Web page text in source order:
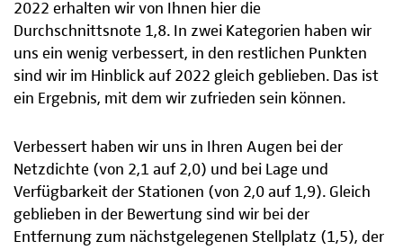
2022 erhalten wir von Ihnen hier die
Durchschnittsnote 1,8. In zwei Kategorien haben wir
uns ein wenig verbessert, in den restlichen Punkten
sind wir im Hinblick auf 2022 gleich geblieben. Das ist
ein Ergebnis, mit dem wir zufrieden sein können.
Verbessert haben wir uns in Ihren Augen bei der
Netzdichte (von 2,1 auf 2,0) und bei Lage und
Verfügbarkeit der Stationen (von 2,0 auf 1,9). Gleich
geblieben in der Bewertung sind wir bei der
Entfernung zum nächstgelegenen Stellplatz (1,5), der